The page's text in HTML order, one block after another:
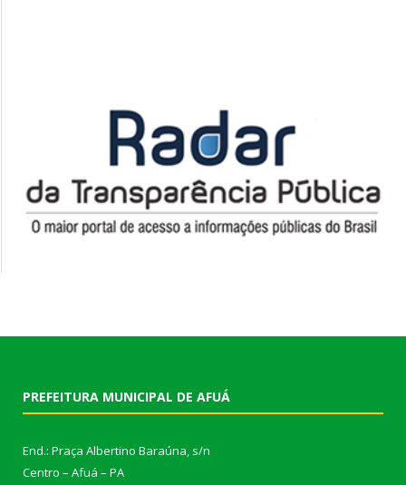
PREFEITURA MUNICIPAL DE AFUÁ
End.: Praça Albertino Baraúna, s/n
Centro – Afuá – PA